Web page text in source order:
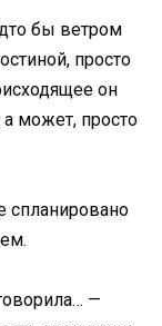
бы ветром
просто
он
а может, просто
спланировано
—